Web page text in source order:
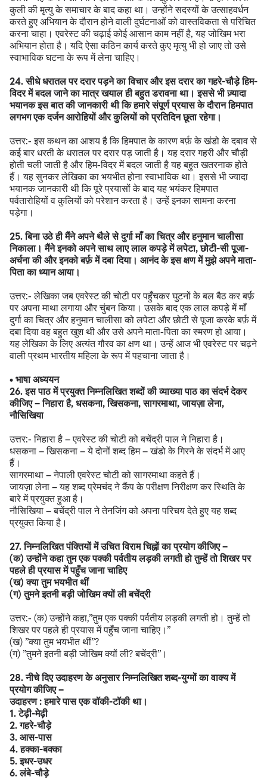
कुली की मृत्यु के समाचार के बाद कहा था। उन्होंने सदस्यों के उत्साहवर्धन
करते हुए अभियान के दौरान होने वाली दुर्घटनाओं को वास्तविकता से परिचित
करना चाहा। एवरेस्ट की चढ़ाई कोई आसान काम नहीं है, यह जोखिम भरा
अभियान होता है। यदि ऐसा कठिन कार्य करते कुए मृत्यु भी हो जाए तो उसे
स्वाभाविक घटना के रूप में लेना चाहिए।
24. सीधे धरातल पर दरार पड़ने का विचार और इस दरार का गहरे-चौड़े हिम-
विदर में बदल जाने का मात्र खयाल ही बहुत डरावना था। इससे भी ज़्यादा
भयानक इस बात की जानकारी थी कि हमारे संपूर्ण प्रयास के दौरान हिमपात
लगभग एक दर्जन आरोहियों और कुलियों को प्रतिदिन छूता रहेगा।
उत्तर:- इस कथन का आशय है कि हिमपात के कारण बर्फ़ के खंडो के दबाव से
कई बार धरती के धरातल पर दरार पड़ जाती है। यह दरार गहरी और चौड़ी
होती चली जाती है और हिम-विदर में बदल जाती है यह बहुत खतरनाक होते
हैं। यह सुनकर लेखिका का भयभीत होना स्वाभाविक था। इससे भी ज्यादा
भयानक जानकारी थी कि पूरे प्रयासों के बाद यह भयंकर हिमपात
पर्वतारोहियों व कुलियों को परेशान करता है। उन्हें इनका सामना करना
पड़ेगा।
25. बिना उठे ही मैंने अपने थैले से दुर्गा माँ का चित्र और हनुमान चालीसा
निकाला। मैंने इनको अपने साथ लाए लाल कपड़े में लपेटा, छोटी-सी पूजा-
अर्चना की और इनको बर्फ़ में दबा दिया। आनंद के इस क्षण में मुझे अपने माता-
पिता का ध्यान आया।
उत्तर:- लेखिका जब एवरेस्ट की चोटी पर पहुँचकर घुटनों के बल बैठ कर बर्फ़
पर अपना माथा लगाया और चुंबन किया। उसके बाद एक लाल कपड़े में माँ
दुर्गा का चित्र और हनुमान चालीसा को लपेटा और छोटी से पूजा करके बर्फ़ में
दबा दिया वह बहुत खुश थी और उसे अपने माता-पिता का स्मरण हो आया।
यह लेखिका के लिए अत्यंत गौरव का क्षण था। उन्हें आज भी एवरेस्ट पर चढ़ने
वाली प्रथम भारतीय महिला के रूप में पहचाना जाता है।
• भाषा अध्ययन
26. इस पाठ में प्रयुक्त निम्नलिखित शब्दों की व्याख्या पाठ का संदर्भ देकर
कीजिए – निहारा है, धसकना, खिसकना, सागरमाथा, जायज़ा लेना,
नौसिखिया
उत्तर:- निहारा है – एवरेस्ट की चोटी को बचेंद्री पाल ने निहारा है।
धसकना – खिसकना – ये दोनों शब्द हिम – खंडो के गिरने के संदर्भ में आए
हैं।
सागरमाथा – नेपाली एवरेस्ट चोटी को सागरमाथा कहते हैं।
जायज़ा लेना – यह शब्द प्रेमचंद ने कैंप के परीक्षण निरीक्षण कर स्थिति के
बारे में प्रयुक्त हुआ है।
नौसिखिया – बचेंद्री पाल ने तेनजिंग को अपना परिचय देते हुए यह शब्द
प्रयुक्त किया है।
27. निम्नलिखित पंक्तियों में उचित विराम चिह्नों का प्रयोग कीजिए –
(क) उन्होंने कहा तुम एक पक्की पर्वतीय लड़की लगती हो तुम्हें तो शिखर पर
पहले ही प्रयास में पहुँच जाना चाहिए
(ख) क्या तुम भयभीत थीं
(ग) तुमने इतनी बड़ी जोखिम क्यों ली बचेंद्री
उत्तर:- (क) उन्होंने कहा,”तुम एक पक्की पर्वतीय लड़की लगती हो। तुम्हें तो
शिखर पर पहले ही प्रयास में पहुँच जाना चाहिए।”
(ख) ”क्या तुम भयभीत थीं”?
(ग) ”तुमने इतनी बड़ी जोखिम क्यों ली? बचेंद्री”।
28. नीचे दिए उदाहरण के अनुसार निम्नलिखित शब्द-युग्मों का वाक्य में
प्रयोग कीजिए –
उदाहरण : हमारे पास एक वॉकी-टॉकी था।
1. टेढ़ी-मेढ़ी
2. गहरे-चौड़े
3. आस-पास
4. हक्का-बक्का
5. इधर-उधर
6. लंबे-चौड़े